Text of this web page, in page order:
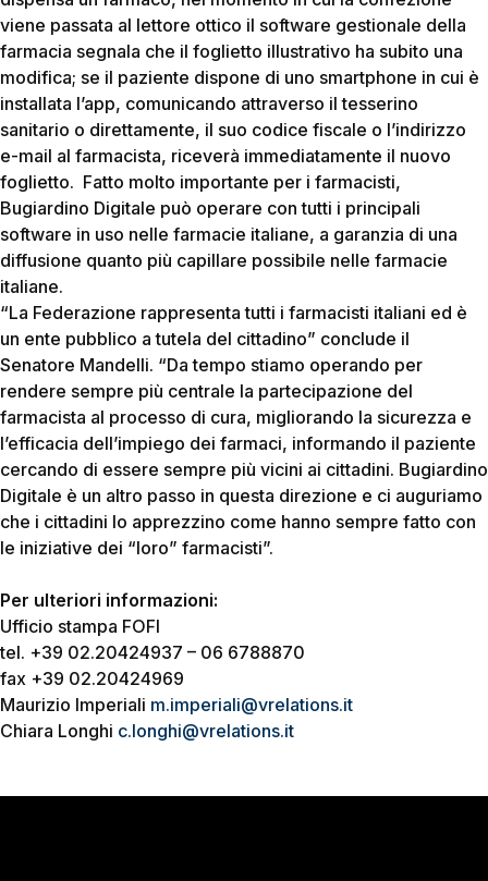
viene passata al lettore ottico il software gestionale della
farmacia segnala che il foglietto illustrativo ha subito una
modifica; se il paziente dispone di uno smartphone in cui è
installata l’app, comunicando attraverso il tesserino
sanitario o direttamente, il suo codice fiscale o l’indirizzo
e-mail al farmacista, riceverà immediatamente il nuovo
foglietto. Fatto molto importante per i farmacisti,
Bugiardino Digitale può operare con tutti i principali
software in uso nelle farmacie italiane, a garanzia di una
diffusione quanto più capillare possibile nelle farmacie
italiane.
“La Federazione rappresenta tutti i farmacisti italiani ed è
un ente pubblico a tutela del cittadino” conclude il
Senatore Mandelli. “Da tempo stiamo operando per
rendere sempre più centrale la partecipazione del
farmacista al processo di cura, migliorando la sicurezza e
l’efficacia dell’impiego dei farmaci, informando il paziente
cercando di essere sempre più vicini ai cittadini. Bugiardino
Digitale è un altro passo in questa direzione e ci auguriamo
che i cittadini lo apprezzino come hanno sempre fatto con
le iniziative dei “loro” farmacisti”.
Per ulteriori informazioni:
Ufficio stampa FOFI
tel. +39 02.20424937 – 06 6788870
fax +39 02.20424969
Maurizio Imperiali m.imperiali@vrelations.it
Chiara Longhi c.longhi@vrelations.it